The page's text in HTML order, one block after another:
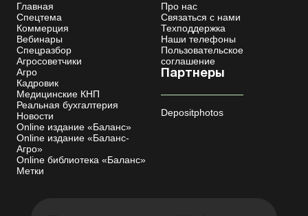
Главная
Спецтема
Коммерция
Вебинары
Спецразбор
Агросоветчики
Агро
Кадровик
Медицинские КНП
Реальная бухгалтерия
Новости
Online издание «Баланс»
Online издание «Баланс-
Агро»
Online библиотека «Баланс»
Метки
Про нас
Связаться с нами
Техподдержка
Наши телефоны
Пользовательское
соглашение
Партнеры
Depositphotos